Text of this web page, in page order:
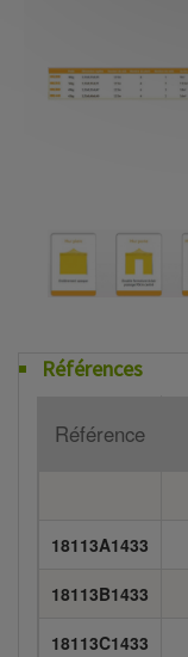
Références
Référence
18113A1433
18113B1433
18113C1433